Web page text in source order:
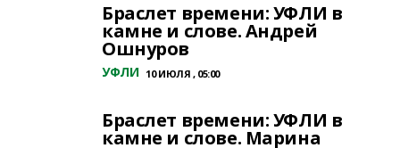
Браслет времени: УФЛИ в
камне и слове. Андрей
Ошнуров
УФЛИ 10 ИЮЛЯ , 05:00
Браслет времени: УФЛИ в
камне и слове. Марина